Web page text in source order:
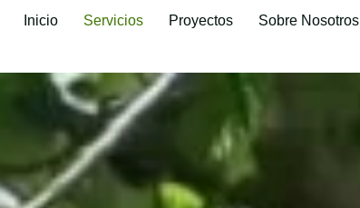
Inicio Servicios Proyectos Sobre Nosotros